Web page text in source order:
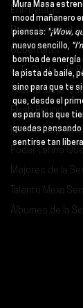
Entrevistas
Descubrimiento
Coberturas
Si Te Gusta... Te
Talento Mexa
Flash Round
Imperdibles de
Poder Latino
Mejores de la
Talento Mexa
Álbumes de la
Mura Masa
mood mañanero
piensas: "¡Wow,
nuevo sencillo,
bomba de
la pista de baile,
sino para que te
que, desde el
es para los que
quedas
sentirse tan